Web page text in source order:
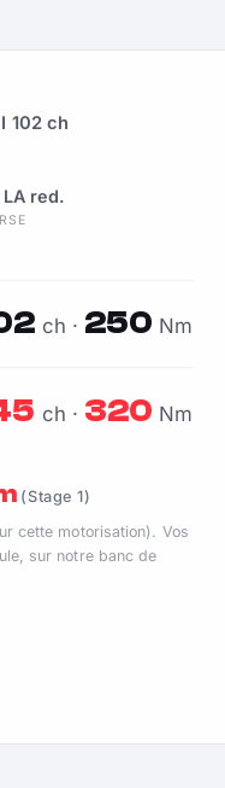
102 ch
red.
ch · 250 Nm
ch · 320 Nm
(Stage 1)
cette motorisation). Vos
sur notre banc de